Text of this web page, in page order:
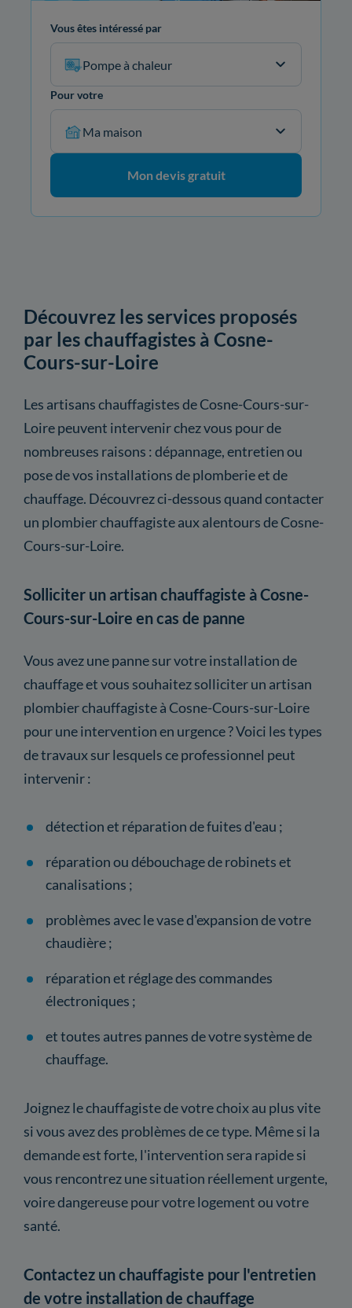
Vous êtes intéressé par
Pompe à chaleur
Pour votre
Ma maison
Mon devis gratuit
Découvrez les services proposés
par les chauffagistes à Cosne-
Cours-sur-Loire
Les artisans chauffagistes de Cosne-Cours-sur-
Loire peuvent intervenir chez vous pour de
nombreuses raisons : dépannage, entretien ou
pose de vos installations de plomberie et de
chauffage. Découvrez ci-dessous quand contacter
un plombier chauffagiste aux alentours de Cosne-
Cours-sur-Loire.
Solliciter un artisan chauffagiste à Cosne-
Cours-sur-Loire en cas de panne
Vous avez une panne sur votre installation de
chauffage et vous souhaitez solliciter un artisan
plombier chauffagiste à Cosne-Cours-sur-Loire
pour une intervention en urgence ? Voici les types
de travaux sur lesquels ce professionnel peut
intervenir :
détection et réparation de fuites d'eau ;
réparation ou débouchage de robinets et
canalisations ;
problèmes avec le vase d'expansion de votre
chaudière ;
réparation et réglage des commandes
électroniques ;
et toutes autres pannes de votre système de
chauffage.
Joignez le chauffagiste de votre choix au plus vite
si vous avez des problèmes de ce type. Même si la
demande est forte, l'intervention sera rapide si
vous rencontrez une situation réellement urgente,
voire dangereuse pour votre logement ou votre
santé.
Contactez un chauffagiste pour l'entretien
de votre installation de chauffage